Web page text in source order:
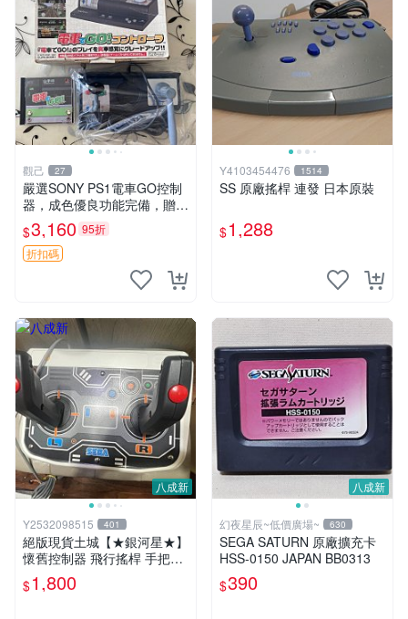
觀己 27
嚴選SONY PS1電車GO控制
器，成色優良功能完備，贈遊
玩遊戲，品相佳如實拍照。說
明書缺一張，正常使用無虞。
電車 控制器 玩具
$3,160 95折
折扣碼
Y4103454476 1514
SS 原廠搖桿 連發 日本原裝
$1,288
八成新
Y2532098515 401
絕版現貨土城【★銀河星★】
懷舊控制器 飛行搖桿 手把～
SS Sega Saturn 雙軸飛行搖
桿 電腦戰機 Virtual-On
$1,800
八成新
幻夜星辰~低價廣場~ 630
SEGA SATURN 原廠擴充卡
HSS-0150 JAPAN BB0313
$390